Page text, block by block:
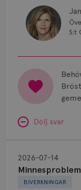
S:t
Dölj svar
BIVERKNINGAR
2026-07-14
Letrozol
Viatris?
Spridd
Strålning
Vätska